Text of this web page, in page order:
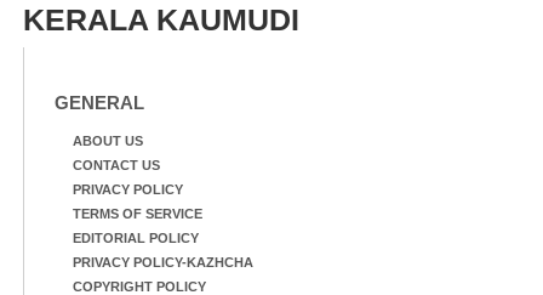
വയറിന്റെ ആന്തൽ മറന്ന്
ജീവന് വേണ്ടിയായി ഓട്ടം.
വാത്തുരുത്തിയിൽ
KERALA KAUMUDI
GENERAL
ABOUT US
CONTACT US
PRIVACY POLICY
TERMS OF SERVICE
EDITORIAL POLICY
PRIVACY POLICY-KAZHCHA
COPYRIGHT POLICY